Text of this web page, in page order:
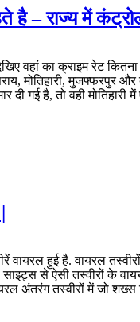
है – राज्य में
वहां का क्राइम रेट
मोतिहारी, मुजफ्फरपुर
गई है, तो वही मोतिहारी
वायरल हुई है. वायरल
साइट्स से ऐसी तस्वीरों के
अंतरंग तस्वीरों में जो